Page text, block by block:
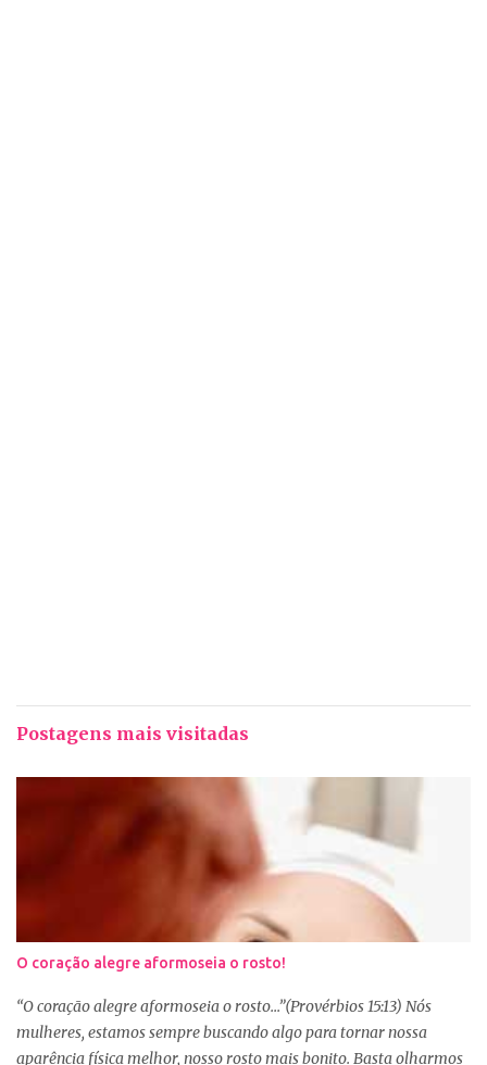
Postagens mais visitadas
O coração alegre aformoseia o rosto!
“O coração alegre aformoseia o rosto...”(Provérbios 15:13) Nós
mulheres, estamos sempre buscando algo para tornar nossa
aparência física melhor, nosso rosto mais bonito. Basta olharmos